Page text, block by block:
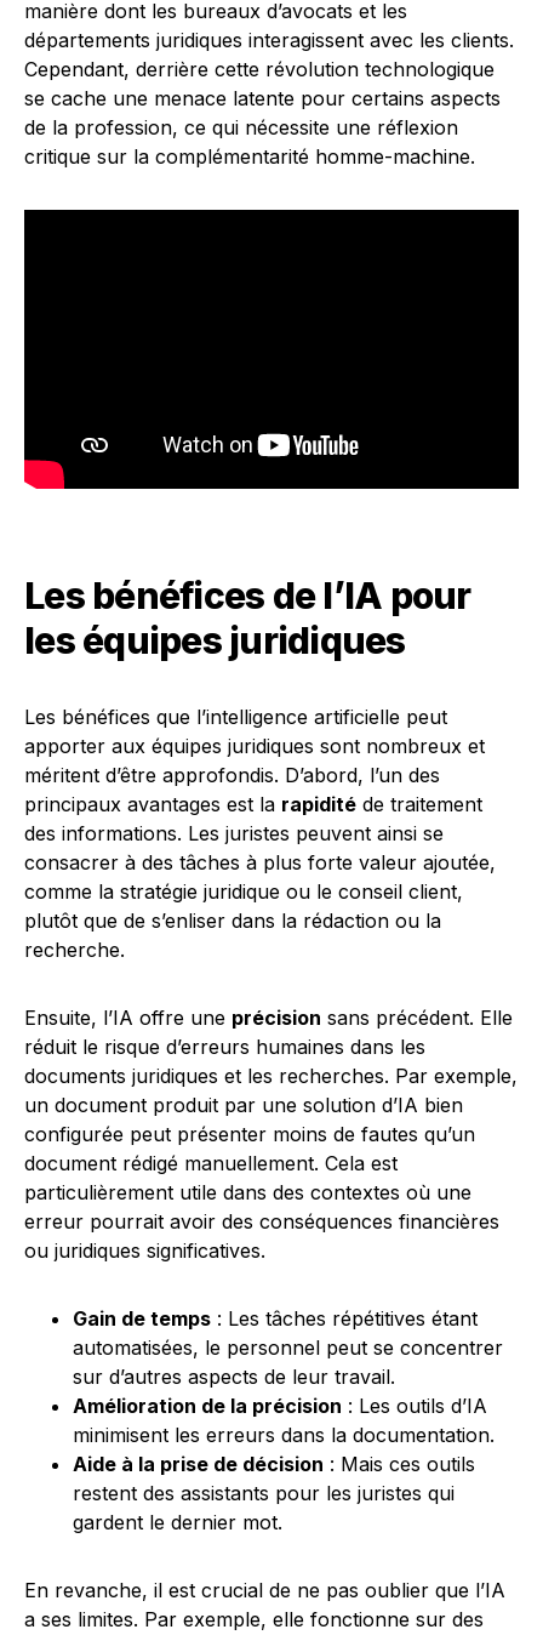
manière dont les bureaux d’avocats et les
départements juridiques interagissent avec les clients.
Cependant, derrière cette révolution technologique
se cache une menace latente pour certains aspects
de la profession, ce qui nécessite une réflexion
critique sur la complémentarité homme-machine.
Les bénéfices de l’IA pour
les équipes juridiques
Les bénéfices que l’intelligence artificielle peut
apporter aux équipes juridiques sont nombreux et
méritent d’être approfondis. D’abord, l’un des
principaux avantages est la rapidité de traitement
des informations. Les juristes peuvent ainsi se
consacrer à des tâches à plus forte valeur ajoutée,
comme la stratégie juridique ou le conseil client,
plutôt que de s’enliser dans la rédaction ou la
recherche.
Ensuite, l’IA offre une précision sans précédent. Elle
réduit le risque d’erreurs humaines dans les
documents juridiques et les recherches. Par exemple,
un document produit par une solution d’IA bien
configurée peut présenter moins de fautes qu’un
document rédigé manuellement. Cela est
particulièrement utile dans des contextes où une
erreur pourrait avoir des conséquences financières
ou juridiques significatives.
Gain de temps : Les tâches répétitives étant
automatisées, le personnel peut se concentrer
sur d’autres aspects de leur travail.
Amélioration de la précision : Les outils d’IA
minimisent les erreurs dans la documentation.
Aide à la prise de décision : Mais ces outils
restent des assistants pour les juristes qui
gardent le dernier mot.
En revanche, il est crucial de ne pas oublier que l’IA
a ses limites. Par exemple, elle fonctionne sur des